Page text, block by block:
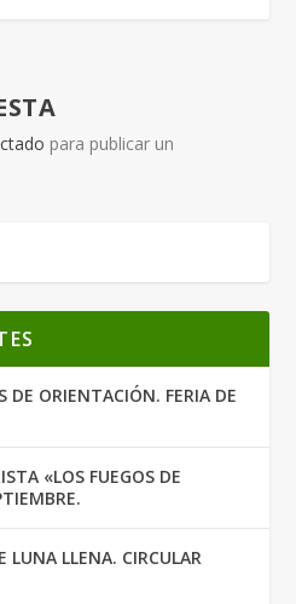
para publicar un
DE ORIENTACIÓN. FERIA DE
«LOS FUEGOS DE
LUNA LLENA. CIRCULAR